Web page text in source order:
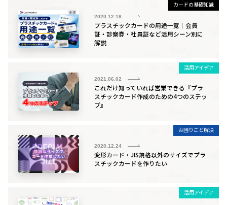
2020.12.18
プラスチックカードの用途一覧｜会員
証・診察券・社員証など活用シーン別に
解説
カードの基礎知識
2021.06.02
これだけ知っていれば営業できる『プラ
スチックカード作成のための4つのステッ
プ』
活用アイデア
2020.12.24
変形カード・JIS規格以外のサイズでプラ
スチックカードを作りたい
お困りごと解決
活用アイデア